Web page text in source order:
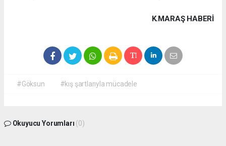
K.MARAŞ HABERİ
#Göksun #kış şartlarıyla mücadele
Okuyucu Yorumları (0)